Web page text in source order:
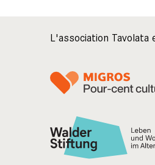
L'association